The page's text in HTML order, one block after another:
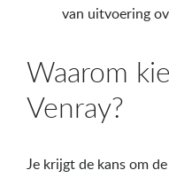
van uitvoering
Waarom
Venray?
Je krijgt de kans om